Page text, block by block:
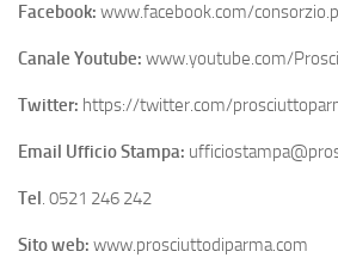
Facebook: www.facebook.com/
Canale Youtube: www.youtube.com/
Twitter: https://twitter.com/
Email Ufficio Stampa:
Tel. 0521 246 242
Sito web: www.prosciuttodiparma.com